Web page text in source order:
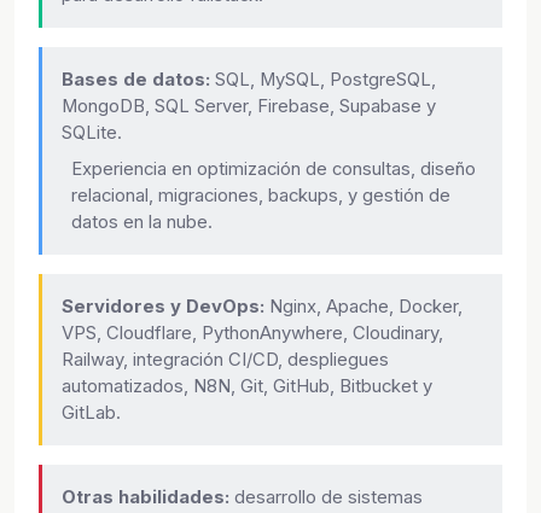
Bases de datos: SQL, MySQL, PostgreSQL,
MongoDB, SQL Server, Firebase, Supabase y
SQLite.
Experiencia en optimización de consultas, diseño
relacional, migraciones, backups, y gestión de
datos en la nube.
Servidores y DevOps: Nginx, Apache, Docker,
VPS, Cloudflare, PythonAnywhere, Cloudinary,
Railway, integración CI/CD, despliegues
automatizados, N8N, Git, GitHub, Bitbucket y
GitLab.
Otras habilidades: desarrollo de sistemas